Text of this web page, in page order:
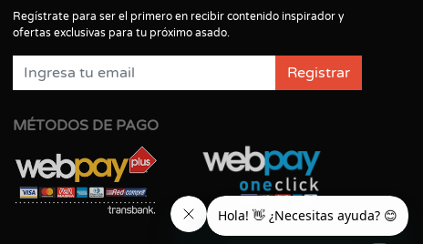
Regístrate para ser el primero en recibir contenido inspirador y
ofertas exclusivas para tu próximo asado.
Registrar
MÉTODOS DE PAGO